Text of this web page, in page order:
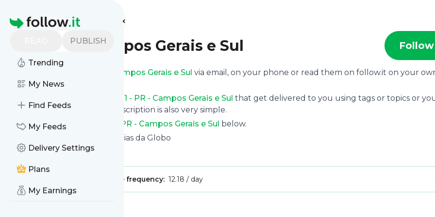
Homepage
PUBLISH
Trending
My News
Find Feeds
My Feeds
Delivery Settings
Plans
My Earnings
Find more feeds
G1 - PR - Campos Gerais e Sul Follow
G1 - PR - Campos Gerais e Sul via email, on your phone or read them on follow.it on your
custom news page.
G1 - PR - Campos Gerais e Sul that get delivered to you using tags or topics or
can opt for all of them. Unsubscription is also very simple.
See the latest news from
G1 - PR - Campos Gerais e Sul below.
Site title: G1 - O portal de notícias da Globo
Is this your feed?Claim it
Message frequency: 12.18 / day